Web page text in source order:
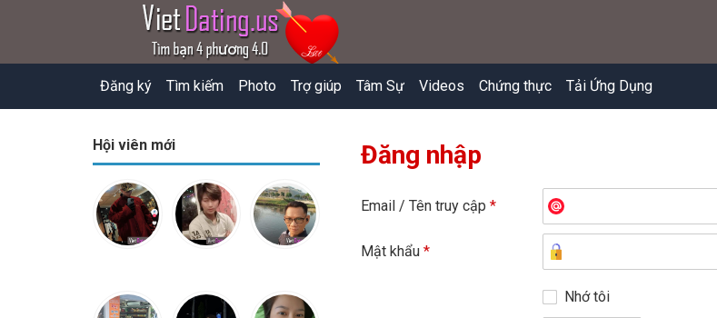
Đăng ký Tìm kiếm Photo Trợ giúp Tâm Sự Videos Chứng thực Tải Ứng Dụng
Hội viên mới Đăng nhập
Email / Tên truy cập *
Mật khẩu *
Nhớ tôi